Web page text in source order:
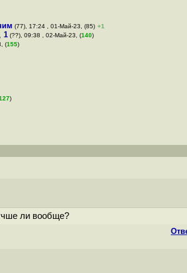
(77), 17:24 , 01-Май-23, (85) +1
1 (??), 09:38 , 02-Май-23, (140)
(155)
)
ли вообще?